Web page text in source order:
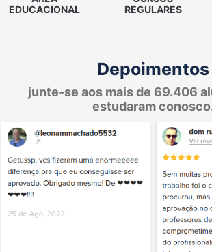
EDUCACIONAL
REGULARES
Depoimentos
junte-se aos mais de 69.406
estudaram